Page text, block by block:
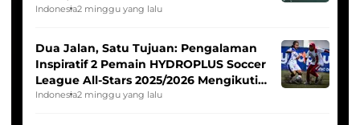
Indonesia2 minggu yang lalu
Dua Jalan, Satu Tujuan: Pengalaman
Inspiratif 2 Pemain HYDROPLUS Soccer
League All-Stars 2025/2026 Mengikuti
Seleksi Timnas Indonesia Putri
Indonesia2 minggu yang lalu